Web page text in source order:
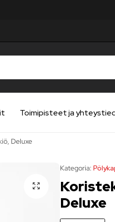
Toimipisteet ja
Deluxe
Kategoria:
Deluxe